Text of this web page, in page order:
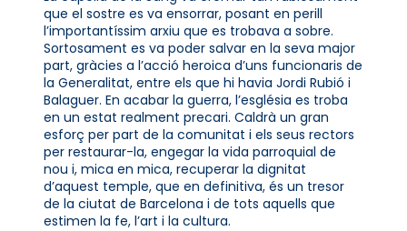
que el sostre es va ensorrar, posant en perill
l’importantíssim arxiu que es trobava a sobre.
Sortosament es va poder salvar en la seva major
part, gràcies a l’acció heroica d’uns funcionaris de
la Generalitat, entre els que hi havia Jordi Rubió i
Balaguer. En acabar la guerra, l’església es troba
en un estat realment precari. Caldrà un gran
esforç per part de la comunitat i els seus rectors
per restaurar-la, engegar la vida parroquial de
nou i, mica en mica, recuperar la dignitat
d’aquest temple, que en definitiva, és un tresor
de la ciutat de Barcelona i de tots aquells que
estimen la fe, l’art i la cultura.